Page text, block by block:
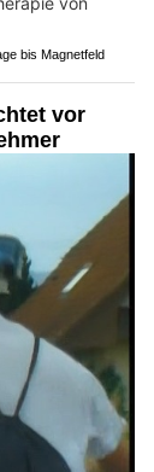
bis Magnetfeld
vor